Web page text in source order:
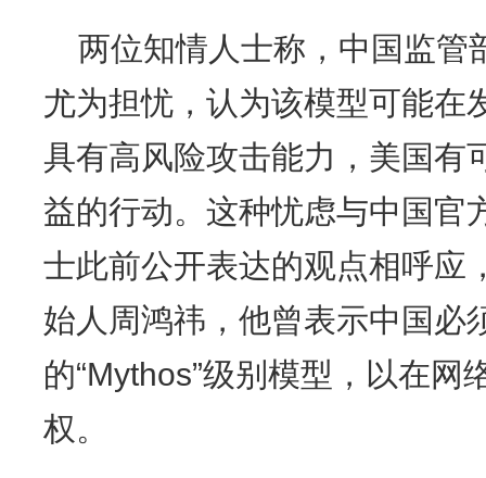
两位知情人士称，中国监管
尤为担忧，认为该模型可能在
具有高风险攻击能力，美国有
益的行动。这种忧虑与中国官
士此前公开表达的观点相呼应
始人周鸿祎，他曾表示中国必
的“Mythos”级别模型，以在网
权。